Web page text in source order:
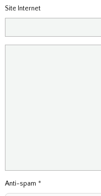
Site Internet
Anti-spam